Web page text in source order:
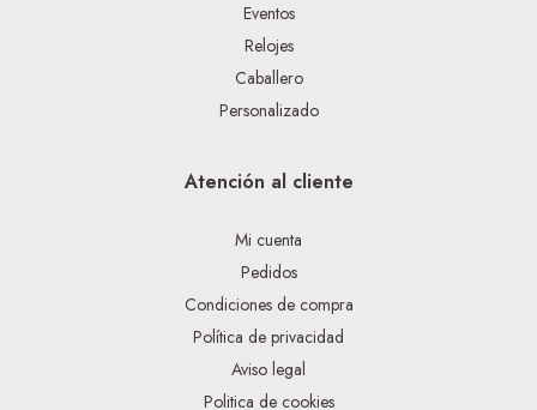
Eventos
Relojes
Caballero
Personalizado
Atención al cliente
Mi cuenta
Pedidos
Condiciones de compra
Política de privacidad
Aviso legal
Politica de cookies